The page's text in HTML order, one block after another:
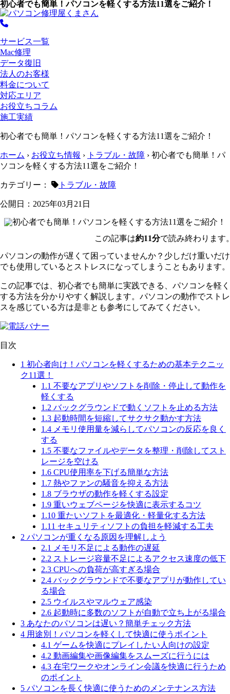
初心者でも簡単！パソコンを軽くする方法11選をご紹介！
サービス一覧
Mac修理
データ復旧
法人のお客様
料金について
対応エリア
お役立ちコラム
施工実績
初心者でも簡単！パソコンを軽くする方法11選をご紹介！
ホーム › お役立ち情報 › トラブル・故障 › 初心者でも簡単！パ
ソコンを軽くする方法11選をご紹介！
カテゴリー： トラブル・故障
公開日：2025年03月21日
この記事は約11分で読み終わります
パソコンの動作が遅くて困っていませんか？少しだけ重いだけ
でも使用しているとストレスになってしまうこともあります。
この記事では、初心者でも簡単に実践できる、パソコンを軽く
する方法を分かりやすく解説します。パソコンの動作でストレ
スを感じている方は是非とも参考にしてみてください。
目次
1 初心者向け！パソコンを軽くするための基本テクニッ
ク11選！
1.1 不要なアプリやソフトを削除・停止して動作を
軽くする
1.2 バックグラウンドで動くソフトを止める方法
1.3 起動時間を短縮してサクサク動かす方法
1.4 メモリ使用量を減らしてパソコンの反応を良く
する
1.5 不要なファイルやデータを整理・削除してスト
レージを空ける
1.6 CPU使用率を下げる簡単な方法
1.7 熱やファンの騒音を抑える方法
1.8 ブラウザの動作を軽くする設定
1.9 重いウェブページを快適に表示するコツ
1.10 重たいソフトを最適化・軽量化する方法
1.11 セキュリティソフトの負担を軽減する工夫
2 パソコンが重くなる原因を理解しよう
2.1
メモリ不足による動作の遅延
2.2 ストレージ容量不足によるアクセス速度の低下
2.3 CPUへの負荷が高すぎる場合
2.4 バックグラウンドで不要なアプリが動作してい
る場合
2.5 ウイルスやマルウェア感染
2.6 起動時に多数のソフトが自動で立ち上がる場合
3 あなたのパソコンは遅い？簡単チェック方法
4 用途別！パソコンを軽くして快適に使うポイント
4.1 ゲームを快適にプレイしたい人向けの設定
4.2 動画編集や画像編集をスムーズに行うには
4.3 在宅ワークやオンライン会議を快適に行うため
のポイント
5 パソコンを長く快適に使うためのメンテナンス方法